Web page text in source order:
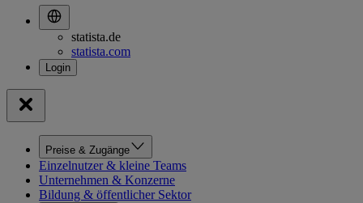
statista.de
statista.com
Preise & Zugänge
Einzelnutzer & kleine Teams
Unternehmen & Konzerne
Bildung & öffentlicher Sektor